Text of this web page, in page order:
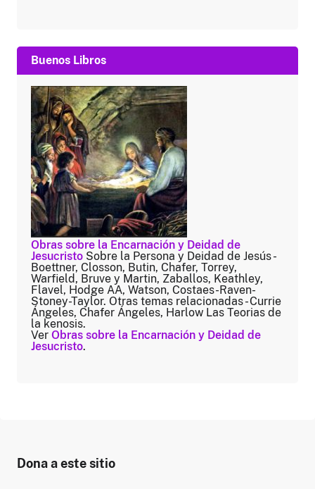
Buenos Libros
Obras sobre la Encarnación y Deidad de
Jesucristo Sobre la Persona y Deidad de Jesús -
Boettner, Closson, Butin, Chafer, Torrey,
Warfield, Bruve y Martin, Zaballos, Keathley,
Flavel, Hodge AA, Watson, Costaes-Raven-
Stoney-Taylor. Otras temas relacionadas - Currie
Ángeles, Chafer Ángeles, Harlow Las Teorias de
la kenosis.
Ver Obras sobre la Encarnación y Deidad de
Jesucristo.
Dona a este sitio